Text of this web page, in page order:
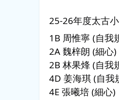
25-26年度太古
1B 周惟寧 (自我
2A 魏梓朗 (細心)
2B 林果烽 (自我
4D 姜海琪 (自我
4E 張曦培 (細心)